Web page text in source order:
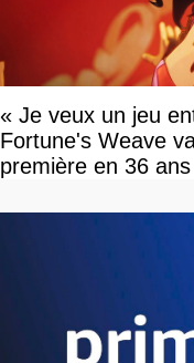
« Je veux un jeu
Fortune's Weave
première en 36